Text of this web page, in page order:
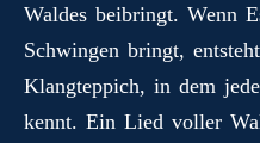
Waldes beibringt. Wenn
Schwingen bringt,
Klangteppich, in dem
kennt. Ein Lied voller